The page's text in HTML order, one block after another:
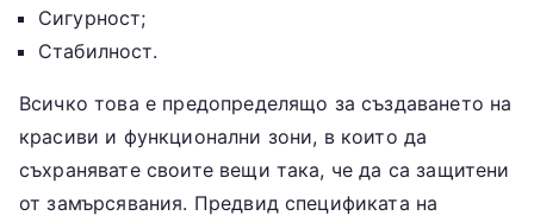
Сигурност;
Стабилност.
Всичко това е предопределящо за създаването на
красиви и функционални зони, в които да
съхранявате своите вещи така, че да са защитени
от замърсявания. Предвид спецификата на